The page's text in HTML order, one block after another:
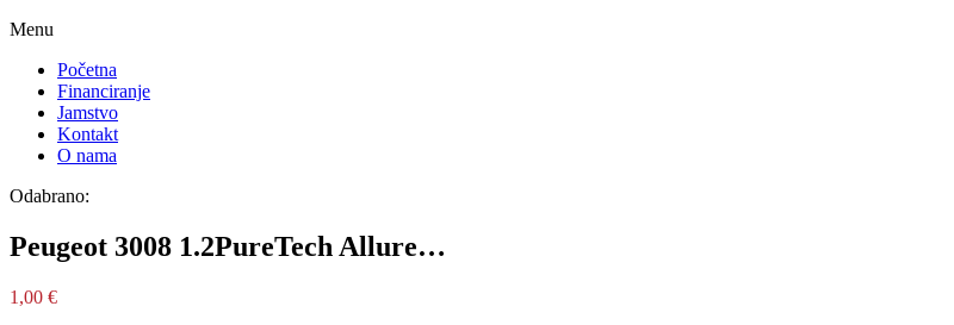
Menu
Početna
Financiranje
Jamstvo
Kontakt
O nama
Odabrano:
Peugeot 3008 1.2PureTech Allure…
1,00 €